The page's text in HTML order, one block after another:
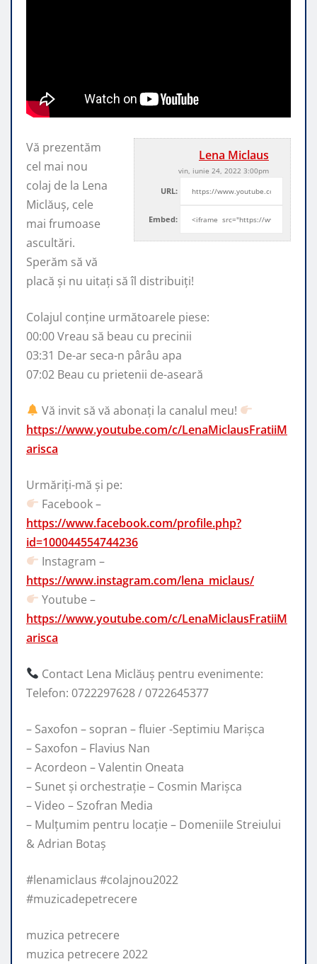
Lena Miclaus
vin, iunie 24, 2022 3:00pm
URL:
Embed:
Vă prezentăm
cel mai nou
colaj de la Lena
Miclăuș, cele
mai frumoase
ascultări.
Sperăm să vă
placă și nu uitați să îl distribuiți!
Colajul conține următoarele piese:
00:00 Vreau să beau cu precinii
03:31 De-ar seca-n pârâu apa
07:02 Beau cu prietenii de-aseară
Vă invit să vă abonați la canalul meu!
https://www.youtube.com/c/LenaMiclausFratiiM
arisca
Urmăriți-mă și pe:
Facebook –
https://www.facebook.com/profile.php?
id=100044554744236
Instagram –
https://www.instagram.com/lena_miclaus/
Youtube –
https://www.youtube.com/c/LenaMiclausFratiiM
arisca
Contact Lena Miclăuș pentru evenimente:
Telefon: 0722297628 / 0722645377
– Saxofon – sopran – fluier -Septimiu Marișca
– Saxofon – Flavius Nan
– Acordeon – Valentin Oneata
– Sunet și orchestrație – Cosmin Marișca
– Video – Szofran Media
– Mulțumim pentru locație – Domeniile Streiului
& Adrian Botaș
#lenamiclaus #colajnou2022
#muzicadepetrecere
muzica petrecere
muzica petrecere 2022